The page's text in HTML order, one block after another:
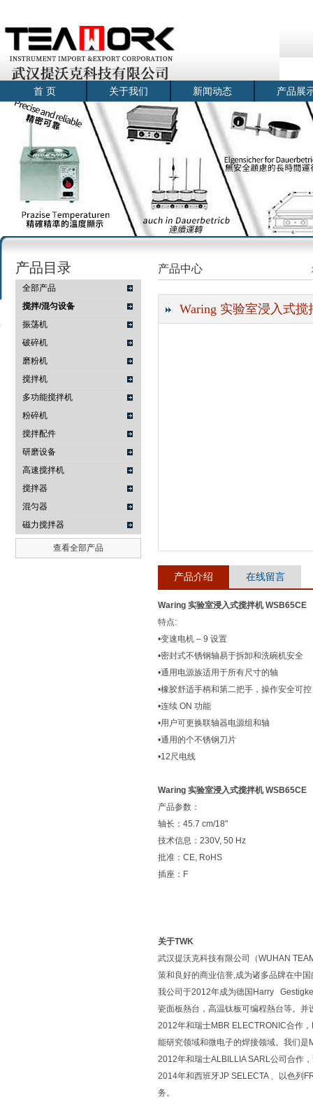
武汉提沃克科技有限公司
首 页 关于我们 新闻动态 产品展
产品目录
全部产品
搅拌/混匀设备
振荡机
破碎机
磨粉机
搅拌机
多功能搅拌机
粉碎机
搅拌配件
研磨设备
高速搅拌机
搅拌器
混匀器
磁力搅拌器
查看全部产品
产品中心
Waring 实验室浸入式搅
产品介绍 在线留言
Waring 实验室浸入式搅拌机 WSB65CE
特点:
•变速电机 – 9 设置
•密封式不锈钢轴易于拆卸和洗碗机安全
•通用电源族适用于所有尺寸的轴
•橡胶舒适手柄和第二把手，操作安全可控
•连续 ON 功能
•用户可更换联轴器电源组和轴
•通用的个不锈钢刀片
•12尺电线
Waring 实验室浸入式搅拌机 WSB65CE
产品参数：
轴长：45.7 cm/18"
技术信息：230V, 50 Hz
批准：CE, RoHS
插座：F
关于TWK
武汉提沃克科技有限公司（WUHAN
策和良好的商业信誉,成为诸多品牌在中
我公司于2012年成为德国Harry
瓷面板熱台，高温钛板可编程熱台等。
2012年和瑞士MBR ELECTRONIC合作
能研究领域和微电子的焊接领域。我们
2012年和瑞士ALBILLIA SARL公司合作
2014年和西班牙JP SELECTA 、以色列
务。